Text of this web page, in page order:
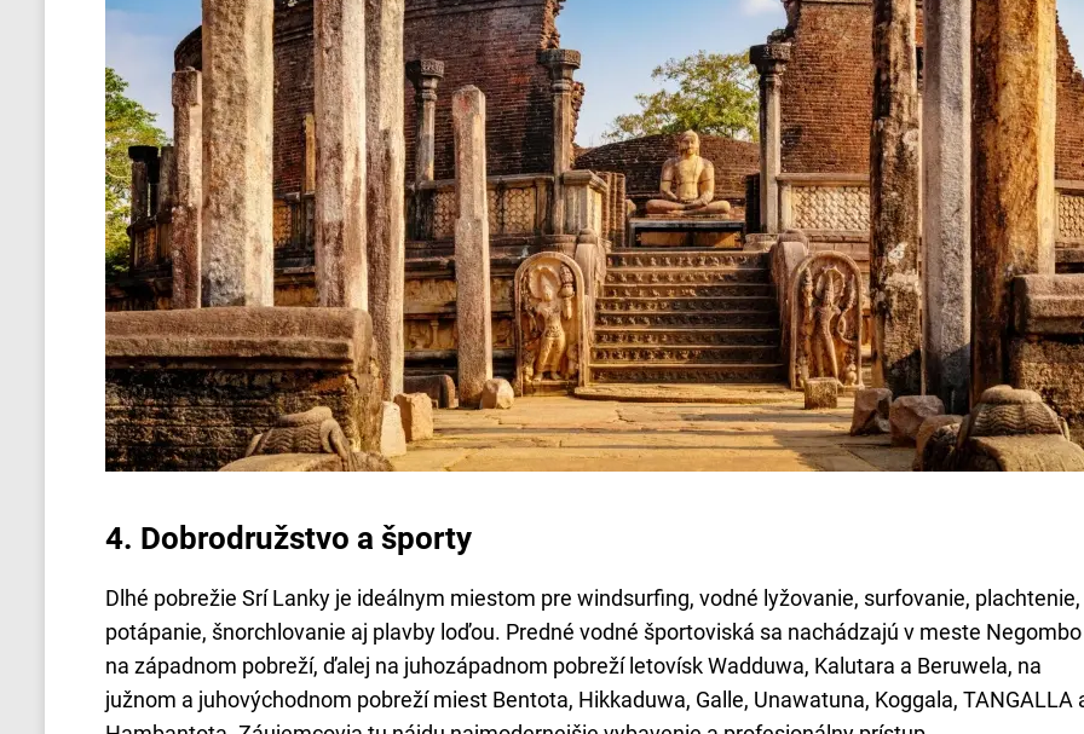
4. Dobrodružstvo a športy
Dlhé pobrežie Srí Lanky je ideálnym miestom pre windsurfing, vodné lyžovanie, surfovanie, plachtenie,
potápanie, šnorchlovanie aj plavby loďou. Predné vodné športoviská sa nachádzajú v meste Negombo
na západnom pobreží, ďalej na juhozápadnom pobreží letovísk Wadduwa, Kalutara a Beruwela, na
južnom a juhovýchodnom pobreží miest Bentota, Hikkaduwa, Galle, Unawatuna, Koggala, TANGALLA